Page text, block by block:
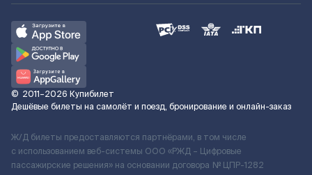
© 2011–2026 Купибилет
Дешёвые билеты на самолёт и поезд, бронирование и онлайн-заказ
Ж/Д билеты предоставляются партнёрами, в том числе
с использованием веб-системы ООО «РЖД – Цифровые
пассажирские решения» на основании договора № ЦПР-1282